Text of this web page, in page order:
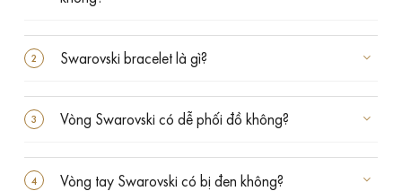
Swarovski bracelet là gì?
Vòng Swarovski có dễ phối đồ không?
Vòng tay Swarovski có bị đen không?